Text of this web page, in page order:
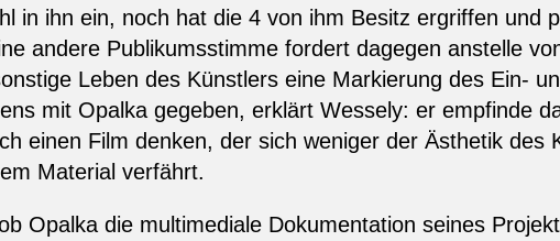
in ihn ein, noch hat die 4 von ihm Besitz ergriffen und
andere Publikumsstimme fordert dagegen anstelle
Leben des Künstlers eine Markierung des Ein-
mit Opalka gegeben, erklärt Wessely: er empfinde
einen Film denken, der sich weniger der Ästhetik des
Material verfährt.
Opalka die multimediale Dokumentation seines